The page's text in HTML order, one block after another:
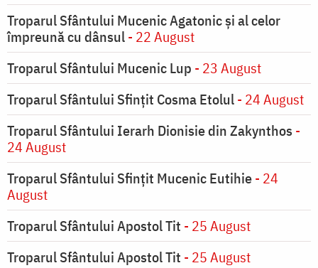
Troparul Sfântului Mucenic Agatonic şi al celor
împreună cu dânsul- 22 August
Troparul Sfântului Mucenic Lup - 23 August
Troparul Sfântului Sfinţit Cosma Etolul- 24 August
Troparul Sfântului Ierarh Dionisie din Zakynthos -
24 August
Troparul Sfântului Sfinţit Mucenic Eutihie- 24
August
Troparul Sfântului Apostol Tit - 25 August
Troparul Sfântului Apostol Tit - 25 August